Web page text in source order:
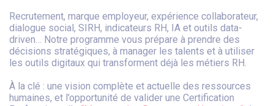
Recrutement, marque employeur, expérience collaborateur,
dialogue social, SIRH, indicateurs RH, IA et outils data-
driven… Notre programme vous prépare à prendre des
décisions stratégiques, à manager les talents et à utiliser
les outils digitaux qui transforment déjà les métiers RH.
À la clé : une vision complète et actuelle des ressources
humaines, et l’opportunité de valider une Certification